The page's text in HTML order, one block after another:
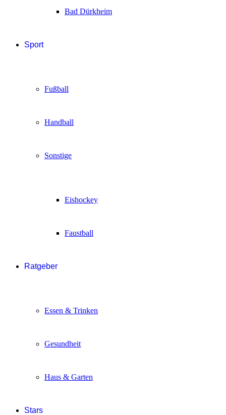
Bad Dürkheim
Sport
Fußball
Handball
Sonstige
Eishockey
Faustball
Ratgeber
Essen & Trinken
Gesundheit
Haus & Garten
Stars